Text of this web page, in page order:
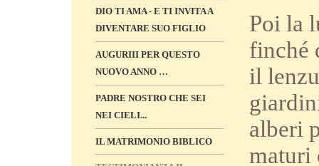
DIO TI AMA - E TI INVITA A
DIVENTARE SUO FIGLIO
AUGURIII PER QUESTO
NUOVO ANNO …
PADRE NOSTRO CHE SEI
NEI CIELI...
IL MATRIMONIO BIBLICO
Poi la
finché
il
alberi
maturi